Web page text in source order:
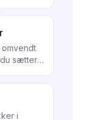
sætter
i